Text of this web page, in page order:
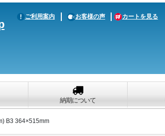
ご利用案内 お客様の声 カートを見る
納期について
B3 364×515mm